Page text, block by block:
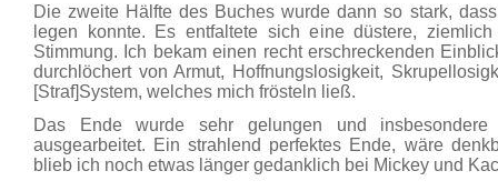
Die zweite Hälfte des Buches wurde dann so stark,
legen konnte. Es entfaltete sich eine düstere,
Stimmung. Ich bekam einen recht erschreckenden
durchlöchert von Armut, Hoffnungslosigkeit,
[Straf]System, welches mich frösteln ließ.
Das Ende wurde sehr gelungen und
ausgearbeitet. Ein strahlend perfektes Ende, wäre
blieb ich noch etwas länger gedanklich bei Mickey und